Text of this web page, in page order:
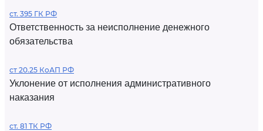
ст. 395 ГК РФ
Ответственность за неисполнение денежного
обязательства
ст 20.25 КоАП РФ
Уклонение от исполнения административного
наказания
ст. 81 ТК РФ